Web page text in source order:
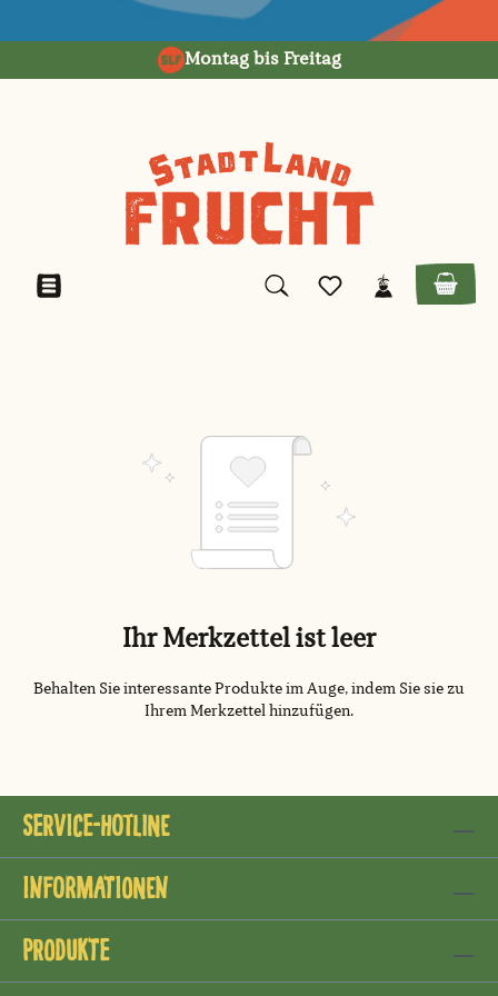
Montag bis Freitag
Ihr Merkzettel ist leer
Behalten Sie interessante Produkte im Auge, indem Sie sie zu
Ihrem Merkzettel hinzufügen.
Service-Hotline
Informationen
Produkte